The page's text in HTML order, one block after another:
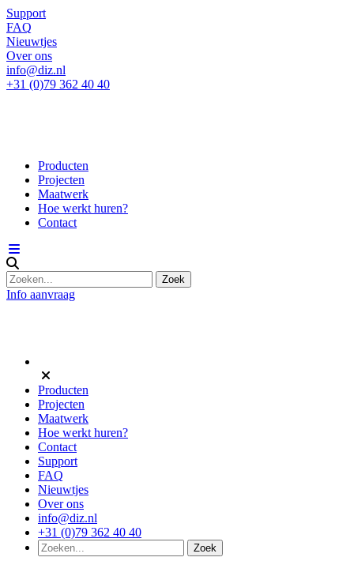
Support
FAQ
Nieuwtjes
Over ons
info@diz.nl
+31 (0)79 362 40 40
Producten
Projecten
Maatwerk
Hoe werkt huren?
Contact
Info aanvraag
Producten
Projecten
Maatwerk
Hoe werkt huren?
Contact
Support
FAQ
Nieuwtjes
Over ons
info@diz.nl
+31 (0)79 362 40 40